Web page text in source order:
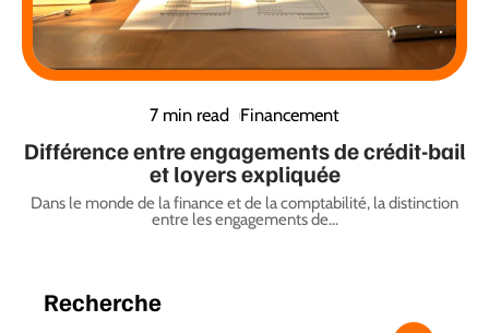
7 min read Financement
Différence entre engagements de crédit-bail
et loyers expliquée
Dans le monde de la finance et de la comptabilité, la distinction
entre les engagements de…
Recherche